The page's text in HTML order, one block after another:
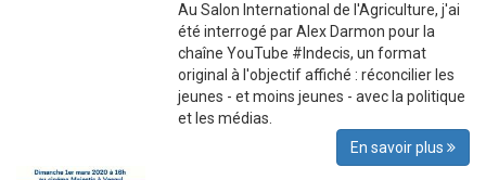
Au Salon International de l'Agriculture, j'ai
été interrogé par Alex Darmon pour la
chaîne YouTube #Indecis, un format
original à l'objectif affiché : réconcilier les
jeunes - et moins jeunes - avec la politique
et les médias.
En savoir plus